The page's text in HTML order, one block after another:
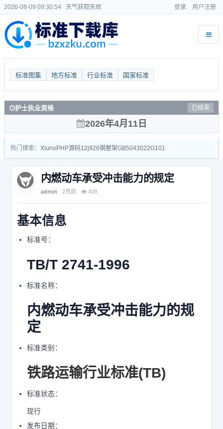
2026-08-09 09:30:54 天气获取失败 登录 用户注册
标准图集 地方标准 行业标准 国家标准
护士执业资格 已结束
2026年4月11日
热门搜索： Xiuno PHP源码12j926钢屋架GB5043022G101
内燃动车承受冲击能力的规定
admin 2月前 409
基本信息
标准号：
TB/T 2741-1996
标准名称：
内燃动车承受冲击能力的规
定
标准类别：
铁路运输行业标准(TB)
标准状态：
现行
发布日期：